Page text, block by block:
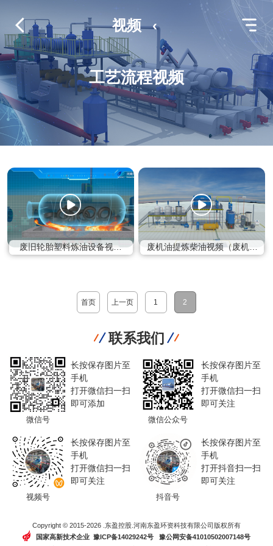
工艺流程视频
视频 ‹
废旧轮胎塑料炼油设备视频
流程）
废机油提炼柴油视频（废机油
首页 上一页 1 2
联系我们
微信号
长按保存图片至
手机
打开微信扫一扫
即可添加
微信公众号
长按保存图片至
手机
打开微信扫一扫
即可关注
视频号
长按保存图片至
手机
打开微信扫一扫
即可关注
抖音号
长按保存图片至
手机
打开抖音扫一扫
即可关注
Copyright © 2015-2026 .东盈控股.河南东盈环资科技有限公司版权所有
国家高新技术企业 豫ICP备14029242号豫公网安备41010502007148号